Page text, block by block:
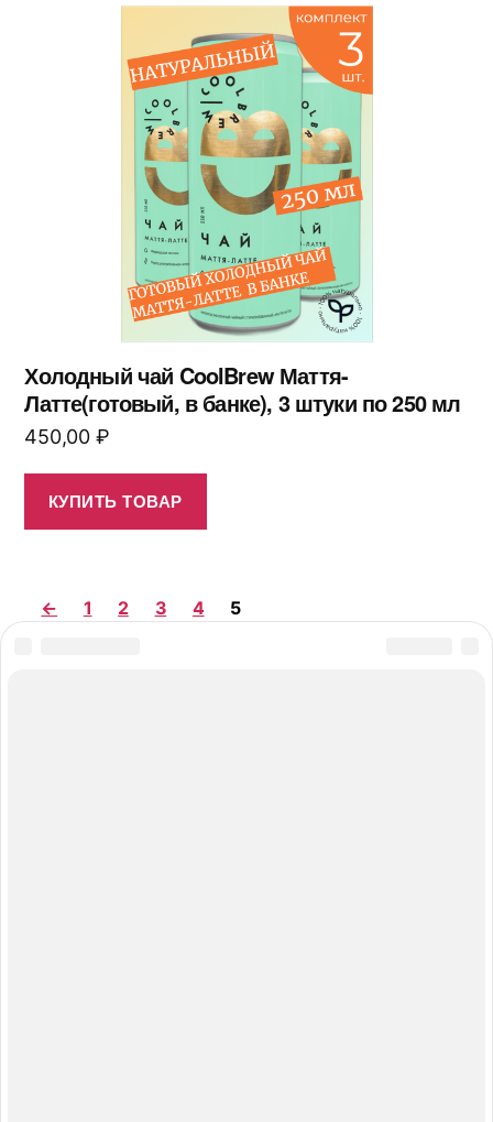
Холодный чай CoolBrew Маття-
Латте(готовый, в банке), 3 штуки по 250 мл
450,00 ₽
КУПИТЬ ТОВАР
← 1 2 3 4 5